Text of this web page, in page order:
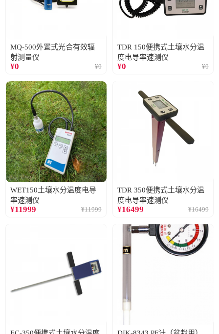
MQ-500外置式光合有效辐
射测量仪
¥0 ¥0
TDR 150便携式土壤水分温
度电导率速测仪
¥0 ¥0
WET150土壤水分温度电导
率速测仪
¥11999 ¥11999
TDR 350便携式土壤水分温
度电导率速测仪
¥16499 ¥16499